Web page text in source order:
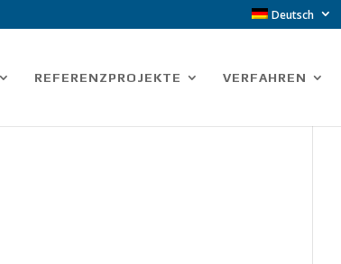
Deutsch
REFERENZPROJEKTE VERFAHREN